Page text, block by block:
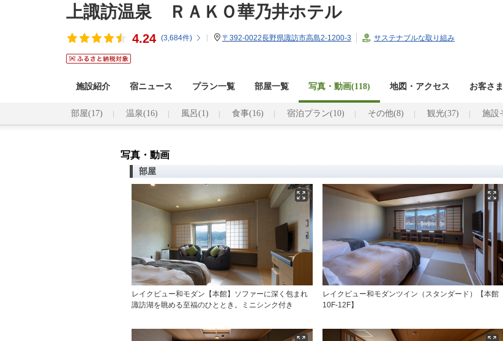
上諏訪温泉 ＲＡＫＯ華乃井ホテル
4.24 (3,684件) 〒392-0022長野県諏訪市高島2-1200-3 サステナブルな取り組み
施設紹介 宿ニュース プラン一覧 部屋一覧 写真・動画(118) 地図・アクセス お客さ
部屋(17) 温泉(16) 風呂(1) 食事(16) 宿泊プラン(10) その他(8) 観光(37) 施設
写真・動画
部屋
レイクビュー和モダン【本館】ソファーに深く包まれ
諏訪湖を眺める至福のひととき。ミニシンク付き
レイクビュー和モダンツイン（スタンダード）【本館
10F-12F】